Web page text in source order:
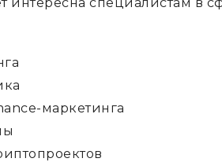
маркетинга